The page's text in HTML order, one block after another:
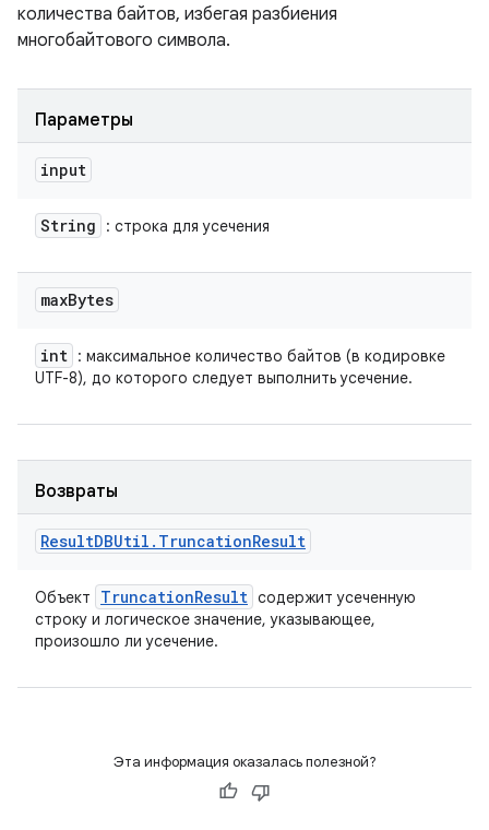
количества байтов, избегая разбиения
многобайтового символа.
Параметры
input
String : строка для усечения
maxBytes
int : максимальное количество байтов (в кодировке
UTF-8), до которого следует выполнить усечение.
Возвраты
ResultDBUtil . TruncationResult
Объект TruncationResult содержит усеченную
строку и логическое значение, указывающее,
произошло ли усечение.
Эта информация оказалась полезной?